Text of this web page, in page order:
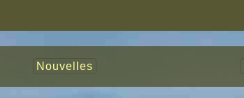
Nouvelles